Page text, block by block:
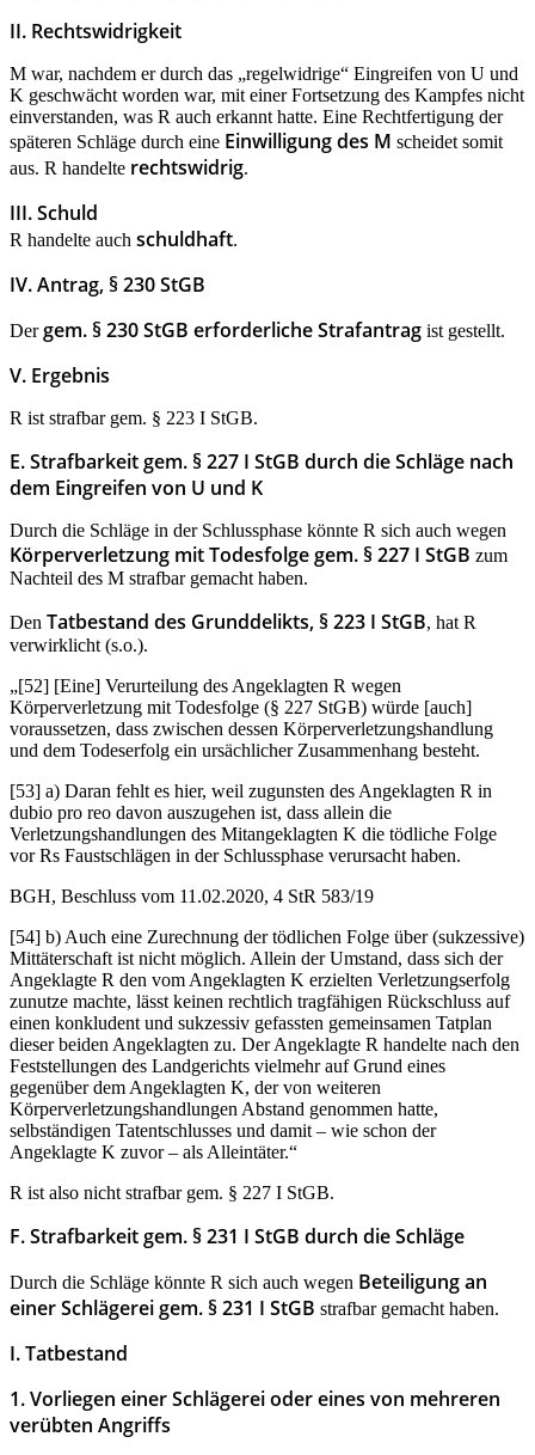
II. Rechtswidrigkeit
M war, nachdem er durch das „regelwidrige“ Eingreifen von U und
K geschwächt worden war, mit einer Fortsetzung des Kampfes nicht
einverstanden, was R auch erkannt hatte. Eine Rechtfertigung der
späteren Schläge durch eine Einwilligung des M scheidet somit
aus. R handelte rechtswidrig.
III. Schuld
R handelte auch schuldhaft.
IV. Antrag, § 230 StGB
Dergem. § 230 StGB erforderliche Strafantrag ist gestellt.
V. Ergebnis
R ist strafbar gem. § 223 I StGB.
E. Strafbarkeit gem. § 227 I StGB durch die Schläge nach
dem Eingreifen von U und K
Durch die Schläge in der Schlussphase könnte R sich auch wegen
Körperverletzung mit Todesfolge gem. § 227 I StGB zum
Nachteil des M strafbar gemacht haben.
Den Tatbestand des Grunddelikts, § 223 I StGB, hat R
verwirklicht (s.o.).
„[52] [Eine] Verurteilung des Angeklagten R wegen
Körperverletzung mit Todesfolge (§ 227 StGB) würde [auch]
voraussetzen, dass zwischen dessen Körperverletzungshandlung
und dem Todeserfolg ein ursächlicher Zusammenhang besteht.
[53] a) Daran fehlt es hier, weil zugunsten des Angeklagten R in
dubio pro reo davon auszugehen ist, dass allein die
Verletzungshandlungen des Mitangeklagten K die tödliche Folge
vor Rs Faustschlägen in der Schlussphase verursacht haben.
BGH, Beschluss vom 11.02.2020, 4 StR 583/19
[54] b) Auch eine Zurechnung der tödlichen Folge über (sukzessive)
Mittäterschaft ist nicht möglich. Allein der Umstand, dass sich der
Angeklagte R den vom Angeklagten K erzielten Verletzungserfolg
zunutze machte, lässt keinen rechtlich tragfähigen Rückschluss auf
einen konkludent und sukzessiv gefassten gemeinsamen Tatplan
dieser beiden Angeklagten zu. Der Angeklagte R handelte nach den
Feststellungen des Landgerichts vielmehr auf Grund eines
gegenüber dem Angeklagten K, der von weiteren
Körperverletzungshandlungen Abstand genommen hatte,
selbständigen Tatentschlusses und damit – wie schon der
Angeklagte K zuvor – als Alleintäter.“
R ist also nicht strafbar gem. § 227 I StGB.
F. Strafbarkeit gem. § 231 I StGB durch die Schläge
Durch die Schläge könnte R sich auch wegen Beteiligung an
einer Schlägerei gem. § 231 I StGB strafbar gemacht haben.
I. Tatbestand
1. Vorliegen einer Schlägerei oder eines von mehreren
verübten Angriffs